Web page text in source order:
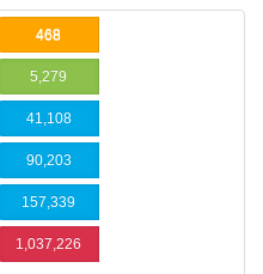
468
5,279
41,108
90,203
157,339
1,037,226